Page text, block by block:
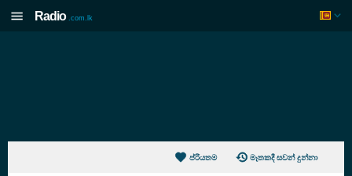
Radio .com.lk
ප්රියතම මෑතකදී සවන් දුන්නා